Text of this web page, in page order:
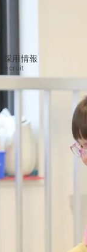
採用情報
Recruit